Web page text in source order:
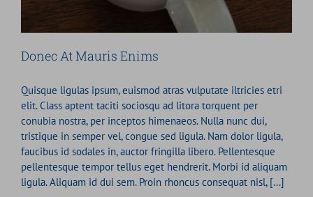
Donec At Mauris Enims
Quisque ligulas ipsum, euismod atras vulputate iltricies etri
elit. Class aptent taciti sociosqu ad litora torquent per
conubia nostra, per inceptos himenaeos. Nulla nunc dui,
tristique in semper vel, congue sed ligula. Nam dolor ligula,
faucibus id sodales in, auctor fringilla libero. Pellentesque
pellentesque tempor tellus eget hendrerit. Morbi id aliquam
ligula. Aliquam id dui sem. Proin rhoncus consequat nisl, [...]